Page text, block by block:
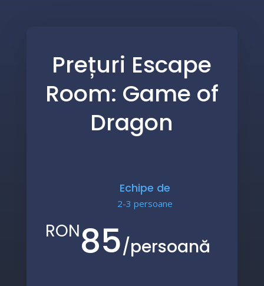
Prețuri Escape
Room: Game of
Dragon
Echipe de
2-3 persoane
RON85/persoană